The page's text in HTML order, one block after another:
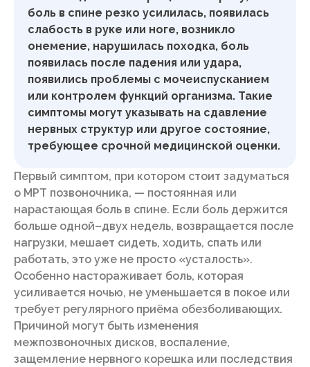
боль в спине резко усилилась, появилась
слабость в руке или ноге, возникло
онемение, нарушилась походка, боль
появилась после падения или удара,
появились проблемы с мочеиспусканием
или контролем функций организма. Такие
симптомы могут указывать на сдавление
нервных структур или другое состояние,
требующее срочной медицинской оценки.
Первый симптом, при котором стоит задуматься
о МРТ позвоночника, — постоянная или
нарастающая боль в спине. Если боль держится
больше одной–двух недель, возвращается после
нагрузки, мешает сидеть, ходить, спать или
работать, это уже не просто «усталость».
Особенно настораживает боль, которая
усиливается ночью, не уменьшается в покое или
требует регулярного приёма обезболивающих.
Причиной могут быть изменения
межпозвоночных дисков, воспаление,
защемление нервного корешка или последствия